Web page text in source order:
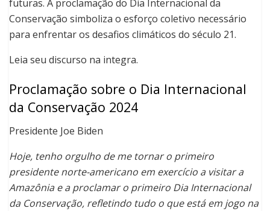
futuras. A proclamação do Dia Internacional da
Conservação simboliza o esforço coletivo necessário
para enfrentar os desafios climáticos do século 21.
Leia seu discurso na integra.
Proclamação sobre o Dia Internacional
da Conservação 2024
Presidente Joe Biden
Hoje, tenho orgulho de me tornar o primeiro
presidente norte-americano em exercício a visitar a
Amazônia e a proclamar o primeiro Dia Internacional
da Conservação, refletindo tudo o que está em jogo na